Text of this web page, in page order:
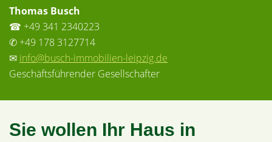
Thomas Busch
☎ +49 341 2340223
✆ +49 178 3127714
✉ info@busch-immobilien-leipzig.de
Geschäftsführender Gesellschafter
Sie wollen Ihr Haus in